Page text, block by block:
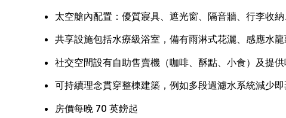
太空艙內配置：優質寢具、遮光窗、隔音牆、行李收
共享設施包括水療級浴室，備有雨淋式花灑、感應水
社交空間設有自助售賣機（咖啡、酥點、小食）及提
可持續理念貫穿整棟建築，例如多段過濾水系統減少
房價每晚 70 英鎊起